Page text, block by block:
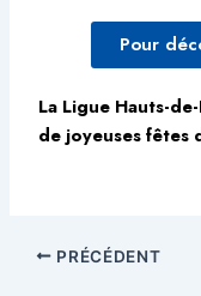
Pour
La Ligue Hauts-
de joyeuses fêtes
PRÉCÉDENT